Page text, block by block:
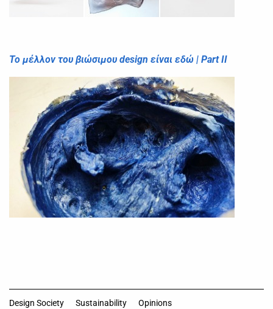
Το μέλλον του βιώσιμου design είναι εδώ | Part II
Design Society Sustainability Opinions